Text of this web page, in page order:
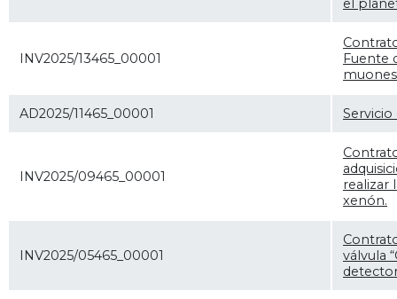
el
INV2025/13465_00001
Fuente
AD2025/11465_00001 Servicio
INV2025/09465_00001
realizar
xenón.
INV2025/05465_00001
válvula